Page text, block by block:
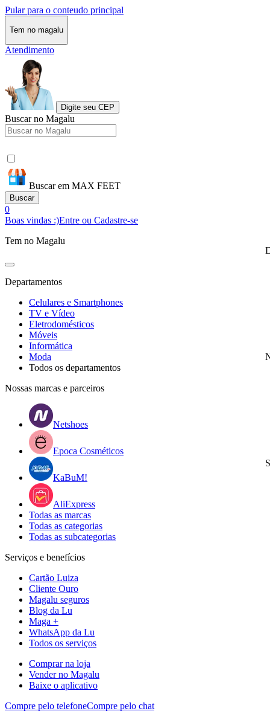
Pular para o conteudo principal
Tem no magalu
Atendimento
Digite seu CEP
Buscar no Magalu
Buscar em MAX FEET
Buscar
0
Boas vindas :)Entre ou Cadastre-se
Tem no Magalu
Departamentos
Celulares e Smartphones
TV e Vídeo
Eletrodomésticos
Móveis
Informática
Moda
Todos os departamentos
Nossas marcas e parceiros
Netshoes
Epoca Cosméticos
KaBuM!
AliExpress
Todas as marcas
Todas as categorias
Todas as subcategorias
Serviços e benefícios
Cartão Luiza
Cliente Ouro
Magalu seguros
Blog da Lu
Maga +
WhatsApp da Lu
Todos os serviços
Comprar na loja
Vender no Magalu
Baixe o aplicativo
Compre pelo telefoneCompre pelo chat